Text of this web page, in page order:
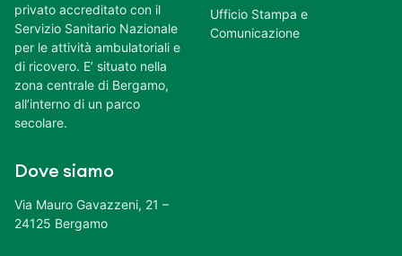
privato accreditato con il
Servizio Sanitario Nazionale
per le attività ambulatoriali e
di ricovero. E’ situato nella
zona centrale di Bergamo,
all’interno di un parco
secolare.
Dove siamo
Via Mauro Gavazzeni, 21 –
24125 Bergamo
Ufficio Stampa e
Comunicazione